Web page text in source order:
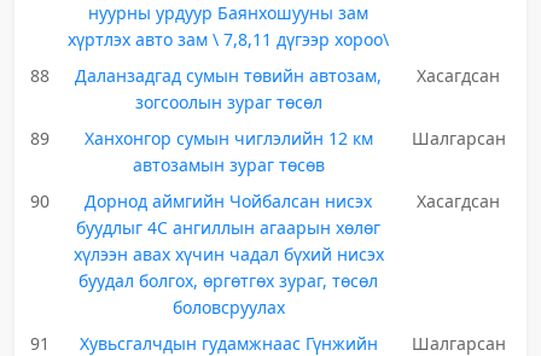
нуурны урдуур Баянхошууны зам
хүртлэх авто зам \ 7,8,11 дүгээр хороо\
88
Даланзадгад сумын төвийн автозам,
зогсоолын зураг төсөл
Хасагдсан
89
Ханхонгор сумын чиглэлийн 12 км
автозамын зураг төсөв
Шалгарсан
90
Дорнод аймгийн Чойбалсан нисэх
буудлыг 4С ангиллын агаарын хөлөг
хүлээн авах хүчин чадал бүхий нисэх
буудал болгох, өргөтгөх зураг, төсөл
боловсруулах
Хасагдсан
91
Хувьсгалчдын гудамжнаас Гүнжийн
Шалгарсан